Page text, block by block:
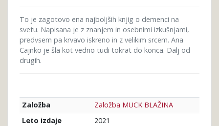
To je zagotovo ena najboljših knjig o demenci na
svetu. Napisana je z znanjem in osebnimi izkušnjami,
predvsem pa krvavo iskreno in z velikim srcem. Ana
Cajnko je šla kot vedno tudi tokrat do konca. Dalj od
drugih.
Založba
Založba MUCK BLAŽINA
Leto izdaje
2021